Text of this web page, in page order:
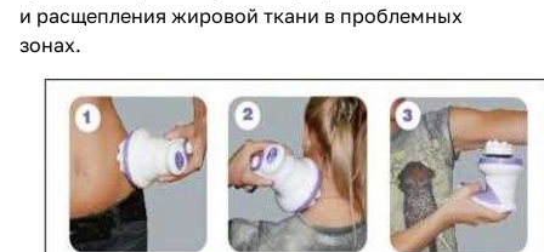
и расщепления жировой ткани в проблемных
зонах.